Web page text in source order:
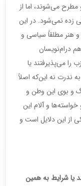
می‌شوند، اما از
زده نمی‌شود. در این
هنر مطلقاً سیاسی و
درام‌نویسان
می‌پذیرفتند یا
ندرت نه این‌که اصلاً
و بوی این وطن و
و آلام این
از این دلایل است و
یا شرایط به همین